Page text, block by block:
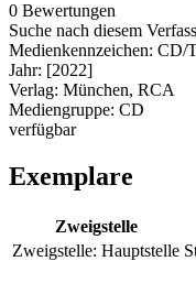
0 Bewertungen
Suche nach diesem
Medienkennzeichen: CD/
Jahr: [2022]
Verlag: München, RCA
Mediengruppe: CD
verfügbar
Exemplare
Zweigstelle
Zweigstelle: Hauptstelle